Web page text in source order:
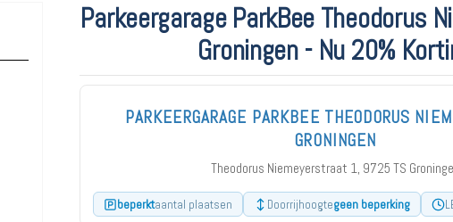
Parkeergarage ParkBee Theodorus
Groningen - Nu 20%
PARKEERGARAGE PARKBEE THEODORUS
GRONINGEN
Theodorus Niemeyerstraat 1, 9725 TS
beperktaantal plaatsen Doorrijhoogtegeen beperking